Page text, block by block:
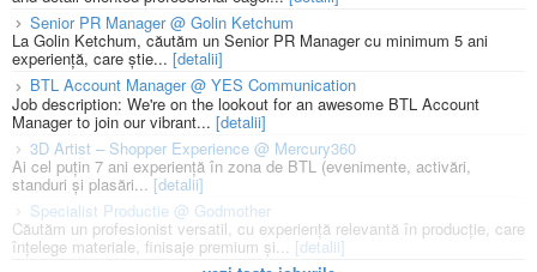
Senior PR Manager @ Golin Ketchum
La Golin Ketchum, căutăm un Senior PR Manager cu minimum 5 ani
experiență, care știe... [detalii]
BTL Account Manager @ YES Communication
Job description: We're on the lookout for an awesome BTL Account
Manager to join our vibrant... [detalii]
3D Artist – Shopper Experience @ Mercury360
Ai cel puțin 7 ani experiență în zona de BTL (evenimente, activări,
standuri și plasări...[detalii]
Specialist Productie @ Godmother
Căutăm un profesionist versatil, cu experiență relevantă în producție, care
înțelege materiale, finisaje premium și... [detalii]